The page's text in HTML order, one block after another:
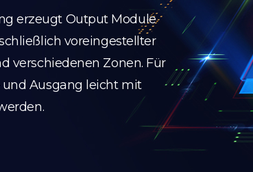
erzeugt Output Module
voreingestellter
verschiedenen Zonen. Für
Ausgang leicht mit